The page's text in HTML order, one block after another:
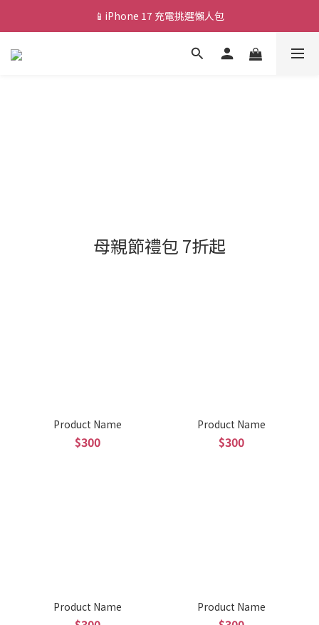
💰新會員送 $88 購物金
📱iPhone 17 充電挑選懶人包
🎟️ 去領優惠券 ▶▶
母親節禮包 7折起
Product Name
$300
Product Name
$300
Product Name Product Name